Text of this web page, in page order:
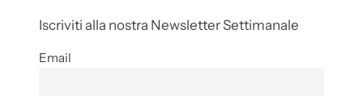
Iscriviti alla nostra Newsletter Settimanale
Email